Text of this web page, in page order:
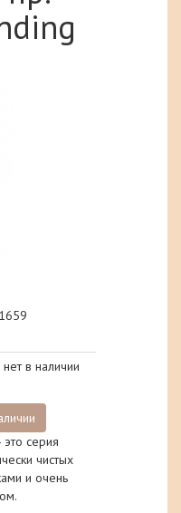
нет в наличии
это серия
чистых
и очень